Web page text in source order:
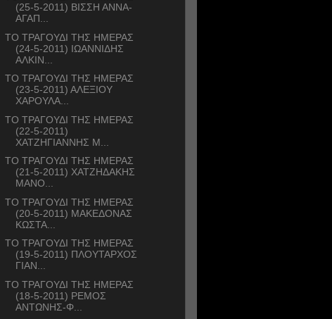
(25-5-2011) ΒΙΣΣΗ ΑΝΝΑ-
ΑΓΑΠ...
ΤΟ ΤΡΑΓΟΥΔΙ ΤΗΣ ΗΜΕΡΑΣ
(24-5-2011) ΙΩΑΝΝΙΔΗΣ
ΑΛΚΙΝ...
ΤΟ ΤΡΑΓΟΥΔΙ ΤΗΣ ΗΜΕΡΑΣ
(23-5-2011) ΑΛΕΞΙΟΥ
ΧΑΡΟΥΛΑ...
ΤΟ ΤΡΑΓΟΥΔΙ ΤΗΣ ΗΜΕΡΑΣ
(22-5-2011)
ΧΑΤΖΗΓΙΑΝΝΗΣ Μ...
ΤΟ ΤΡΑΓΟΥΔΙ ΤΗΣ ΗΜΕΡΑΣ
(21-5-2011) ΧΑΤΖΗΔΑΚΗΣ
ΜΑΝΟ...
ΤΟ ΤΡΑΓΟΥΔΙ ΤΗΣ ΗΜΕΡΑΣ
(20-5-2011) ΜΑΚΕΔΟΝΑΣ
ΚΩΣΤΑ...
ΤΟ ΤΡΑΓΟΥΔΙ ΤΗΣ ΗΜΕΡΑΣ
(19-5-2011) ΠΛΟΥΤΑΡΧΟΣ
ΓΙΑΝ...
ΤΟ ΤΡΑΓΟΥΔΙ ΤΗΣ ΗΜΕΡΑΣ
(18-5-2011) ΡΕΜΟΣ
ΑΝΤΩΝΗΣ-Φ...